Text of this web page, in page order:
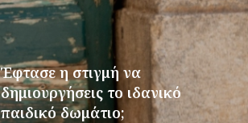
Έφτασε η στιγμή να
δημιουργήσεις το ιδανικό
παιδικό δωμάτιο;